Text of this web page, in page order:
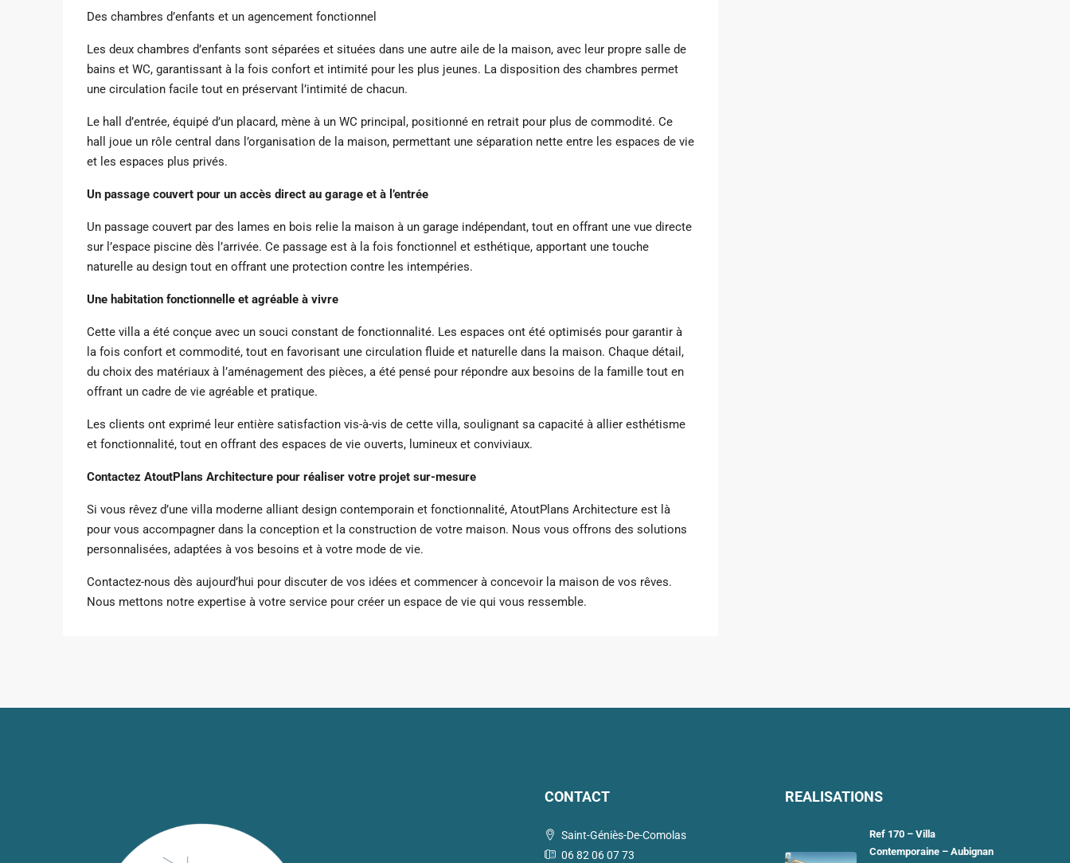
Des chambres d’enfants et un agencement fonctionnel
Les deux chambres d’enfants sont séparées et situées dans une autre aile de la maison, avec leur propre salle de
bains et WC, garantissant à la fois confort et intimité pour les plus jeunes. La disposition des chambres permet
une circulation facile tout en préservant l’intimité de chacun.
Le hall d’entrée, équipé d’un placard, mène à un WC principal, positionné en retrait pour plus de commodité. Ce
hall joue un rôle central dans l’organisation de la maison, permettant une séparation nette entre les espaces de vie
et les espaces plus privés.
Un passage couvert pour un accès direct au garage et à l’entrée
Un passage couvert par des lames en bois relie la maison à un garage indépendant, tout en offrant une vue directe
sur l’espace piscine dès l’arrivée. Ce passage est à la fois fonctionnel et esthétique, apportant une touche
naturelle au design tout en offrant une protection contre les intempéries.
Une habitation fonctionnelle et agréable à vivre
Cette villa a été conçue avec un souci constant de fonctionnalité. Les espaces ont été optimisés pour garantir à
la fois confort et commodité, tout en favorisant une circulation fluide et naturelle dans la maison. Chaque détail,
du choix des matériaux à l’aménagement des pièces, a été pensé pour répondre aux besoins de la famille tout en
offrant un cadre de vie agréable et pratique.
Les clients ont exprimé leur entière satisfaction vis-à-vis de cette villa, soulignant sa capacité à allier esthétisme
et fonctionnalité, tout en offrant des espaces de vie ouverts, lumineux et conviviaux.
Contactez AtoutPlans Architecture pour réaliser votre projet sur-mesure
Si vous rêvez d’une villa moderne alliant design contemporain et fonctionnalité, AtoutPlans Architecture est là
pour vous accompagner dans la conception et la construction de votre maison. Nous vous offrons des solutions
personnalisées, adaptées à vos besoins et à votre mode de vie.
Contactez-nous dès aujourd’hui pour discuter de vos idées et commencer à concevoir la maison de vos rêves.
Nous mettons notre expertise à votre service pour créer un espace de vie qui vous ressemble.
CONTACT
Saint-Géniès-De-Comolas
06 82 06 07 73
REALISATIONS
Ref 170 – Villa
Contemporaine – Aubignan